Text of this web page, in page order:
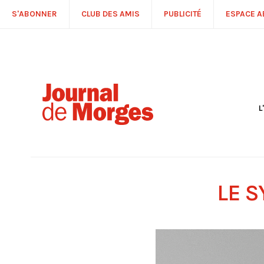
S'ABONNER CLUB DES AMIS PUBLICITÉ ESPACE
LE